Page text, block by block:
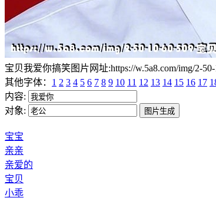
宝贝我爱你搞笑图片网址:https://w.5a8.com/img/2-
其他字体： 1 2 3 4 5 6 7 8 9 10 11 12 13 14 15 16 17
内容:
对象:
宝宝
亲亲
亲爱的
宝贝
小乖